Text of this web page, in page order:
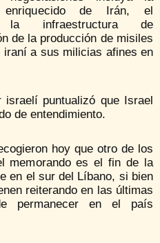
de Irán, el
la infraestructura de
de la producción de misiles
a sus milicias afines en
puntualizó que Israel
de entendimiento.
hoy que otro de los
memorando es el fin de la
en el sur del Líbano, si bien
reiterando en las últimas
permanecer en el país